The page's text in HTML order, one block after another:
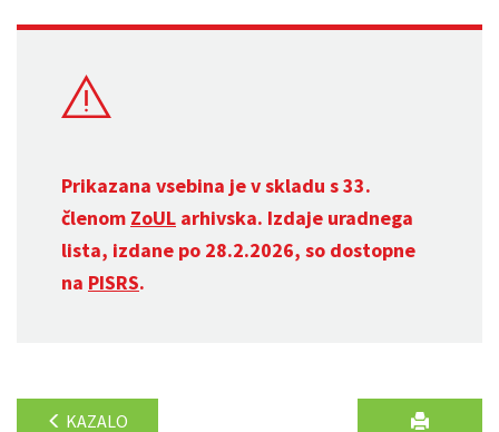
Prikazana vsebina je v skladu s 33.
členom ZoUL arhivska. Izdaje uradnega
lista, izdane po 28.2.2026, so dostopne
na PISRS.
KAZALO